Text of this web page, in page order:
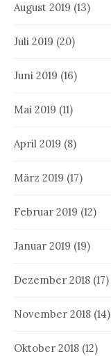
August 2019 (13)
Juli 2019 (20)
Juni 2019 (16)
Mai 2019 (11)
April 2019 (8)
März 2019 (17)
Februar 2019 (12)
Januar 2019 (19)
Dezember 2018 (17)
November 2018 (14)
Oktober 2018 (12)